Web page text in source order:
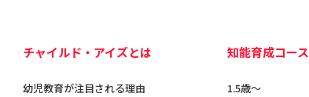
チャイルド・アイズとは
幼児教育が注目される理由
知能育成コース
1.5歳〜